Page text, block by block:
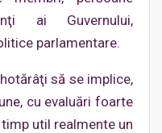
ai Guvernului,
parlamentare.
să se implice,
cu evaluări foarte
util realmente un